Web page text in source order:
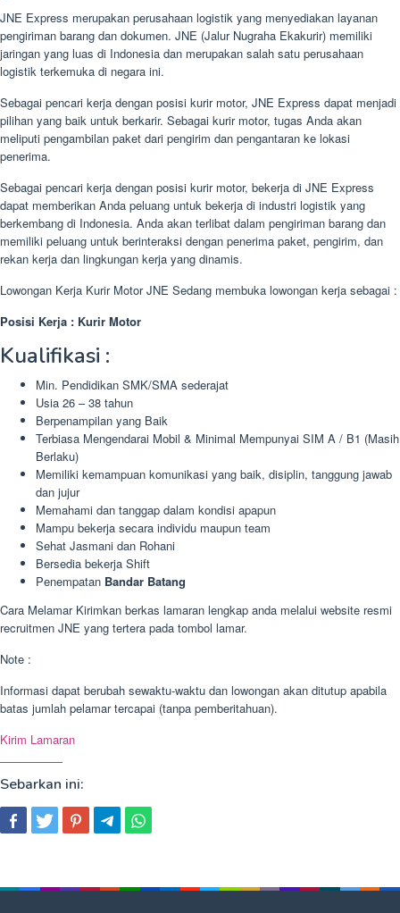
JNE Express merupakan perusahaan logistik yang menyediakan layanan
pengiriman barang dan dokumen. JNE (Jalur Nugraha Ekakurir) memiliki
jaringan yang luas di Indonesia dan merupakan salah satu perusahaan
logistik terkemuka di negara ini.
Sebagai pencari kerja dengan posisi kurir motor, JNE Express dapat menjadi
pilihan yang baik untuk berkarir. Sebagai kurir motor, tugas Anda akan
meliputi pengambilan paket dari pengirim dan pengantaran ke lokasi
penerima.
Sebagai pencari kerja dengan posisi kurir motor, bekerja di JNE Express
dapat memberikan Anda peluang untuk bekerja di industri logistik yang
berkembang di Indonesia. Anda akan terlibat dalam pengiriman barang dan
memiliki peluang untuk berinteraksi dengan penerima paket, pengirim, dan
rekan kerja dan lingkungan kerja yang dinamis.
Lowongan Kerja Kurir Motor JNE Sedang membuka lowongan kerja sebagai :
Posisi Kerja : Kurir Motor
Kualifikasi :
Min. Pendidikan SMK/SMA sederajat
Usia 26 – 38 tahun
Berpenampilan yang Baik
Terbiasa Mengendarai Mobil & Minimal Mempunyai SIM A / B1 (Masih
Berlaku)
Memiliki kemampuan komunikasi yang baik, disiplin, tanggung jawab
dan jujur
Memahami dan tanggap dalam kondisi apapun
Mampu bekerja secara individu maupun team
Sehat Jasmani dan Rohani
Bersedia bekerja Shift
Penempatan Bandar Batang
Cara Melamar Kirimkan berkas lamaran lengkap anda melalui website resmi
recruitmen JNE yang tertera pada tombol lamar.
Note :
Informasi dapat berubah sewaktu-waktu dan lowongan akan ditutup apabila
batas jumlah pelamar tercapai (tanpa pemberitahuan).
Kirim Lamaran
Sebarkan ini: